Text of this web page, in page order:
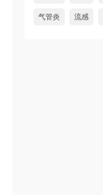
气管炎 流感